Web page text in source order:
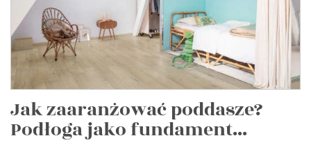
Jak zaaranżować poddasze?
Podłoga jako fundament...